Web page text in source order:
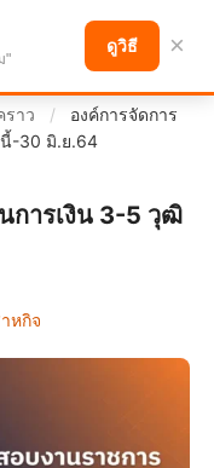
าว /
องค์การจัดการ
-30 มิ.ย.64
การเงิน 3-5 วุฒิ
หกิจ
"
ดูวิธี ×